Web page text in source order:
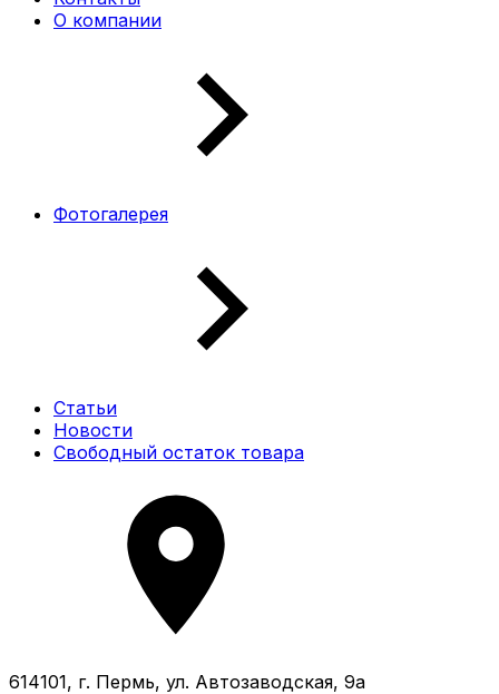
О компании
Фотогалерея
Статьи
Новости
Свободный остаток товара
614101, г. Пермь, ул. Автозаводская, 9а